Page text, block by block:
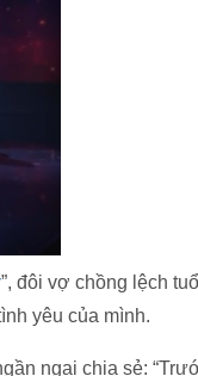
”, đôi vợ chồng lệch
yêu của mình.
ngại chia sẻ: